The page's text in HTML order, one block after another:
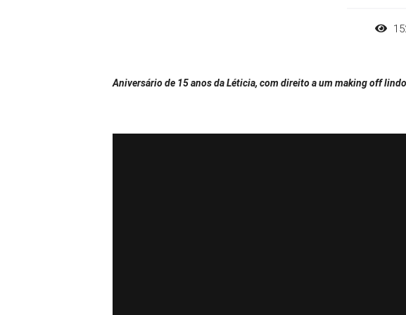
Aniversário de 15 anos da Léticia, com direito a um making off